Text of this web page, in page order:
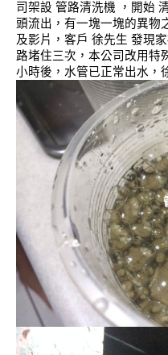
司架設 管路清洗機 ，開始
頭流出，有一塊一塊的異物
及影片，客戶 徐先生 發現
路堵住三次，本公司改用特
小時後，水管已正常出水，